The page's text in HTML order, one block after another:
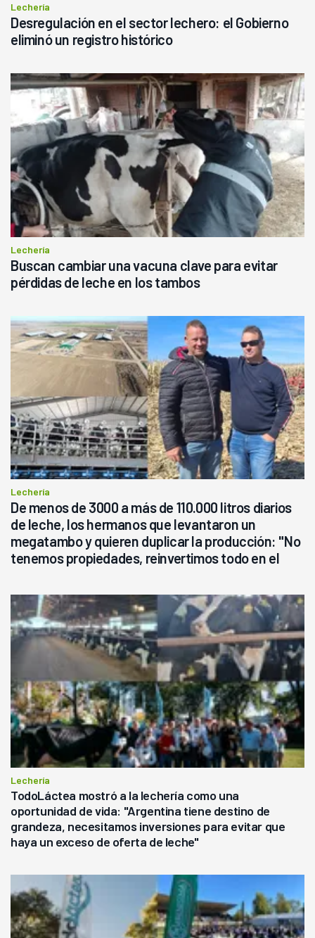
Lechería
Desregulación en el sector lechero: el Gobierno
eliminó un registro histórico
Lechería
Buscan cambiar una vacuna clave para evitar
pérdidas de leche en los tambos
Lechería
De menos de 3000 a más de 110.000 litros diarios
de leche, los hermanos que levantaron un
megatambo y quieren duplicar la producción: "No
tenemos propiedades, reinvertimos todo en el
Lechería
TodoLáctea mostró a la lechería como una
oportunidad de vida: "Argentina tiene destino de
grandeza, necesitamos inversiones para evitar que
haya un exceso de oferta de leche"